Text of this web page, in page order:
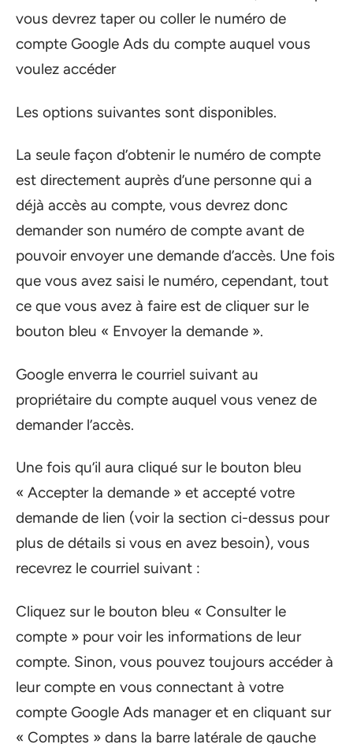
vous devrez taper ou coller le numéro de
compte Google Ads du compte auquel vous
voulez accéder
Les options suivantes sont disponibles.
La seule façon d’obtenir le numéro de compte
est directement auprès d’une personne qui a
déjà accès au compte, vous devrez donc
demander son numéro de compte avant de
pouvoir envoyer une demande d’accès. Une fois
que vous avez saisi le numéro, cependant, tout
ce que vous avez à faire est de cliquer sur le
bouton bleu « Envoyer la demande ».
Google enverra le courriel suivant au
propriétaire du compte auquel vous venez de
demander l’accès.
Une fois qu’il aura cliqué sur le bouton bleu
« Accepter la demande » et accepté votre
demande de lien (voir la section ci-dessus pour
plus de détails si vous en avez besoin), vous
recevrez le courriel suivant :
Cliquez sur le bouton bleu « Consulter le
compte » pour voir les informations de leur
compte. Sinon, vous pouvez toujours accéder à
leur compte en vous connectant à votre
compte Google Ads manager et en cliquant sur
« Comptes » dans la barre latérale de gauche